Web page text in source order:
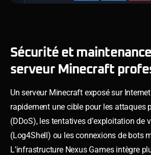
Sécurité et maintenance
serveur Minecraft
Un serveur Minecraft exposé sur
rapidement une cible pour les attaques
(DDoS), les tentatives d’exploitation de
(Log4Shell) ou les connexions de bots
L’infrastructure Nexus Games intègre